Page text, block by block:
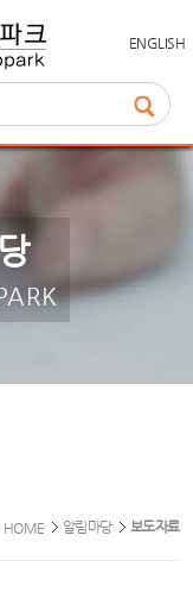
ENGLISH
HOME 알림마당 보도자료